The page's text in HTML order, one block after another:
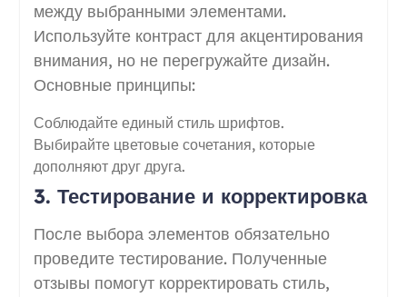
между выбранными элементами.
Используйте контраст для акцентирования
внимания, но не перегружайте дизайн.
Основные принципы:
Соблюдайте единый стиль шрифтов.
Выбирайте цветовые сочетания, которые
дополняют друг друга.
3. Тестирование и корректировка
После выбора элементов обязательно
проведите тестирование. Полученные
отзывы помогут корректировать стиль,